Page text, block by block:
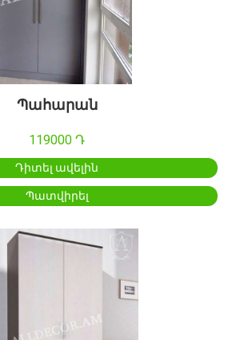
Պահարան
119000 Դ
Դիտել ավելին
Պատվիրել